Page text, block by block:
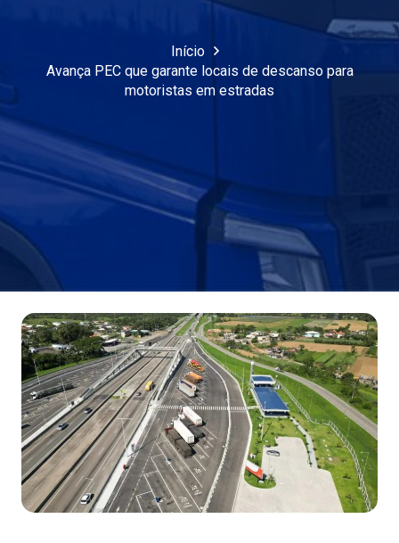
Início
Avança PEC que garante locais de descanso para
motoristas em estradas